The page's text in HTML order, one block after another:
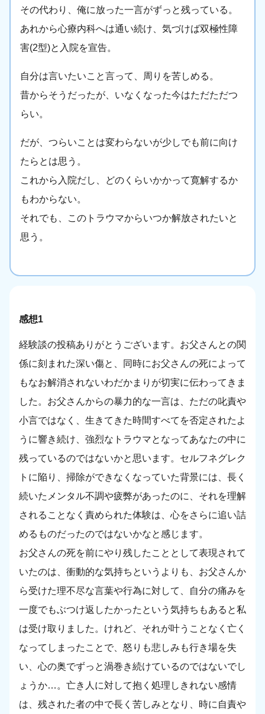
その代わり、俺に放った一言がずっと残っている。
あれから心療内科へは通い続け、気づけば双極性障
害(2型)と入院を宣告。
自分は言いたいこと言って、周りを苦しめる。
昔からそうだったが、いなくなった今はただただつ
らい。
だが、つらいことは変わらないが少しでも前に向け
たらとは思う。
これから入院だし、どのくらいかかって寛解するか
もわからない。
それでも、このトラウマからいつか解放されたいと
思う。
感想1
経験談の投稿ありがとうございます。お父さんとの関
係に刻まれた深い傷と、同時にお父さんの死によって
もなお解消されないわだかまりが切実に伝わってきま
した。お父さんからの暴力的な一言は、ただの叱責や
小言ではなく、生きてきた時間すべてを否定されたよ
うに響き続け、強烈なトラウマとなってあなたの中に
残っているのではないかと思います。セルフネグレク
トに陥り、掃除ができなくなっていた背景には、長く
続いたメンタル不調や疲弊があったのに、それを理解
されることなく責められた体験は、心をさらに追い詰
めるものだったのではないかなと感じます。
お父さんの死を前にやり残したこととして表現されて
いたのは、衝動的な気持ちというよりも、お父さんか
ら受けた理不尽な言葉や行為に対して、自分の痛みを
一度でもぶつけ返したかったという気持ちもあると私
は受け取りました。けれど、それが叶うことなく亡く
なってしまったことで、怒りも悲しみも行き場を失
い、心の奥でずっと渦巻き続けているのではないでし
ょうか…。亡き人に対して抱く処理しきれない感情
は、残された者の中で長く苦しみとなり、時に自責や